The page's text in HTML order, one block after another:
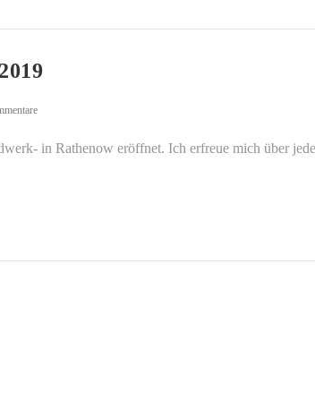
in Rathenow eröffnet. Ich erfreue mich über